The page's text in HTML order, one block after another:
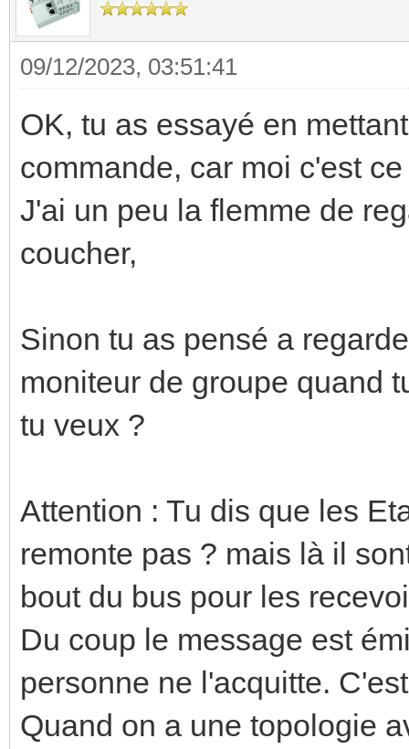
09/12/2023, 03:51:41
OK, tu as essayé en
commande, car moi c'est
J'ai un peu la flemme de
coucher,
Sinon tu as pensé a
moniteur de groupe quand
tu veux ?
Attention : Tu dis que les
remonte pas ? mais là il
bout du bus pour les
Du coup le message est
personne ne l'acquitte.
Quand on a une topologie